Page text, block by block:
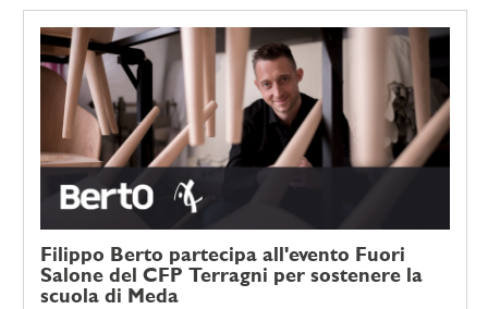
Filippo Berto partecipa all'evento Fuori
Salone del CFP Terragni per sostenere la
scuola di Meda